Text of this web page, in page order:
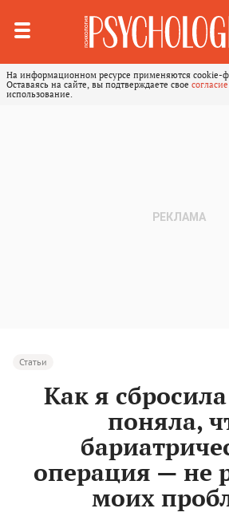
На информационном ресурсе применяются cookie-
Оставаясь на сайте, вы подтверждаете свое согласие
использование.
Статьи
Как я
поняла,
операция — не
моих